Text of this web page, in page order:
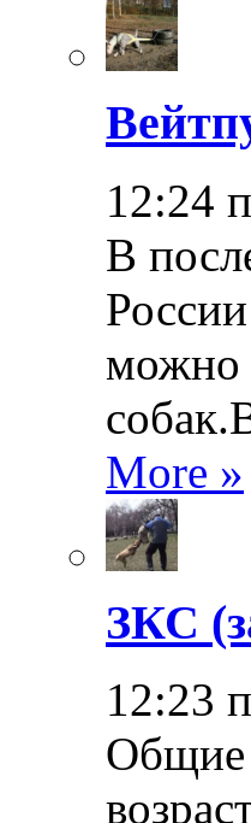
12:24
В
можно
More »
ЗКС
12:23
Общие